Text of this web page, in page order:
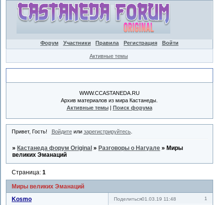
Форум Участники Правила Регистрация Войти
Активные темы
WWW.CCASTANEDA.RU
Архив материалов из мира Кастанеды.
Активные темы| Поиск форума
Привет, Гость! Войдитеили зарегистрируйтесь.
» Кастанеда форум Original » Разговоры о Нагуале » Миры
великих Эманаций
Миры великих Эманаций
Страница:1
Поделиться 1
01.03.19 11:48
Kosmo